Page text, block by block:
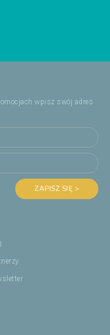
wpisz swój adres
ZAPISZ SIĘ >